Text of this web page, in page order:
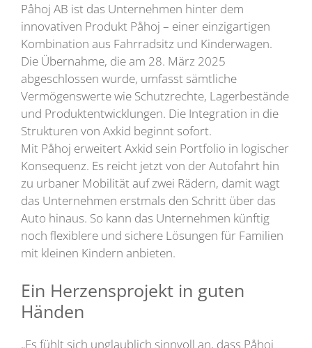
Påhoj AB ist das Unternehmen hinter dem
innovativen Produkt Påhoj – einer einzigartigen
Kombination aus Fahrradsitz und Kinderwagen.
Die Übernahme, die am 28. März 2025
abgeschlossen wurde, umfasst sämtliche
Vermögenswerte wie Schutzrechte, Lagerbestände
und Produktentwicklungen. Die Integration in die
Strukturen von Axkid beginnt sofort.
Mit Påhoj erweitert Axkid sein Portfolio in logischer
Konsequenz. Es reicht jetzt von der Autofahrt hin
zu urbaner Mobilität auf zwei Rädern, damit wagt
das Unternehmen erstmals den Schritt über das
Auto hinaus. So kann das Unternehmen künftig
noch flexiblere und sichere Lösungen für Familien
mit kleinen Kindern anbieten.
Ein Herzensprojekt in guten
Händen
„Es fühlt sich unglaublich sinnvoll an, dass Påhoj